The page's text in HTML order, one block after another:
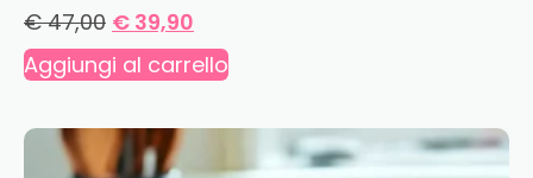
€47,00 € 39,90
Aggiungi al carrello